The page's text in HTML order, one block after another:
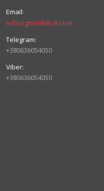
edburgmebli@ukr.net
+380636054050
+380636054050